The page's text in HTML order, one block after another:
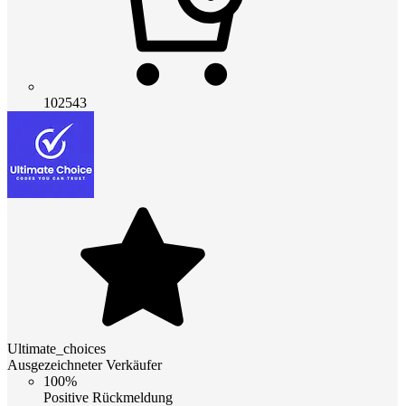
102543
Ultimate_choices
Ausgezeichneter Verkäufer
100%
Positive Rückmeldung